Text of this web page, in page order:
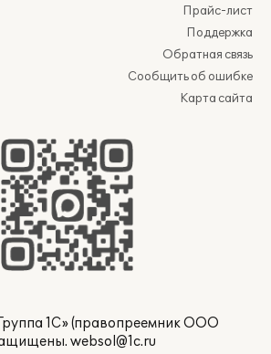
Прайс-лист
Поддержка
Обратная связь
Сообщить об ошибке
Карта сайта
1С» (правопреемник ООО
websol@1c.ru